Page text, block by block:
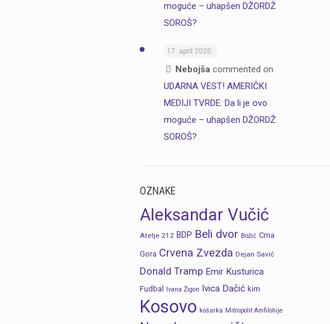
moguće – uhapšen DŽORDŽ
SOROŠ?
17. april 2020.
Nebojšacommented on
UDARNA VEST! AMERIČKI
MEDIJI TVRDE: Da li je ovo
moguće – uhapšen DŽORDŽ
SOROŠ?
OZNAKE
Aleksandar Vučić
Atelje 212 BDP Beli dvor Božić Crna
Gora Crvena Zvezda Dejan Savić
Donald Tramp Emir Kusturica
Fudbal Ivana Žigon Ivica Dačić kim
Kosovo košarka Mitropolit Amfilohije